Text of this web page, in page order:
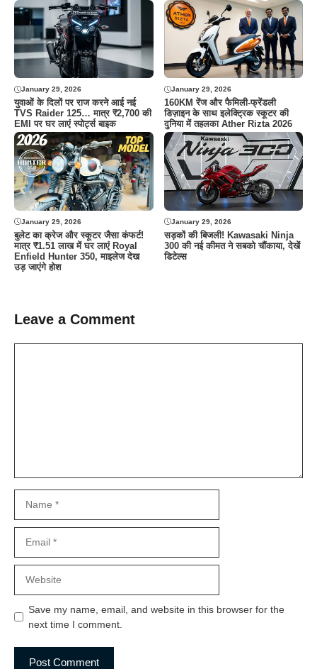
January 29, 2026
युवाओं के दिलों पर राज करने आई नई
TVS Raider 125… मात्र ₹2,700 की
EMI पर घर लाएं स्पोर्ट्स बाइक
January 29, 2026
160KM रेंज और फैमिली-फ्रेंडली
डिज़ाइन के साथ इलेक्ट्रिक स्कूटर की
दुनिया में तहलका Ather Rizta 2026
January 29, 2026
बुलेट का क्रेज और स्कूटर जैसा कंफर्ट!
मात्र ₹1.51 लाख में घर लाएं Royal
Enfield Hunter 350, माइलेज देख
उड़ जाएंगे होश
January 29, 2026
सड़कों की बिजली! Kawasaki Ninja
300 की नई कीमत ने सबको चौंकाया, देखें
डिटेल्स
Leave a Comment
Save my name, email, and website in this browser for the
next time I comment.